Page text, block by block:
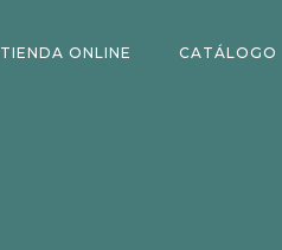
TIENDA ONLINE CATÁLOGO